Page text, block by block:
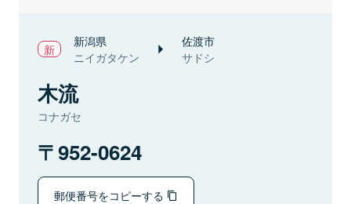
新潟県
ニイガタケン
佐渡市
サドシ
木流
コナガセ
952-0624
郵便番号をコピーする